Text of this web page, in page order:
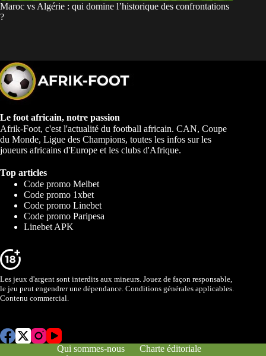
Maroc vs Algérie : qui domine l’historique des confrontations
?
Le foot africain, notre passion
Afrik-Foot, c'est l'actualité du football africain. CAN, Coupe
du Monde, Ligue des Champions, toutes les infos sur les
joueurs africains d'Europe et les clubs d'Afrique.
Top articles
Code promo Melbet
Code promo 1xbet
Code promo Linebet
Code promo Paripesa
Linebet APK
Les jeux d'argent sont interdits aux mineurs. Jouez de façon responsable,
le jeu peut engendrer une dépendance. Conditions générales applicables.
Contenu commercial.
Qui sommes-nous
Charte éditoriale